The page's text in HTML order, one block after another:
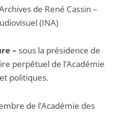
de René Cassin –
(INA)
– sous la présidence de
perpétuel de l’Académie
politiques.
de l’Académie des